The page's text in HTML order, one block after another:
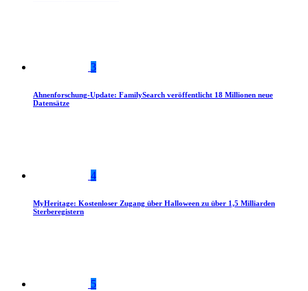
3
Ahnenforschung-Update: FamilySearch veröffentlicht 18 Millionen neue
Datensätze
4
MyHeritage: Kostenloser Zugang über Halloween zu über 1,5 Milliarden
Sterberegistern
5